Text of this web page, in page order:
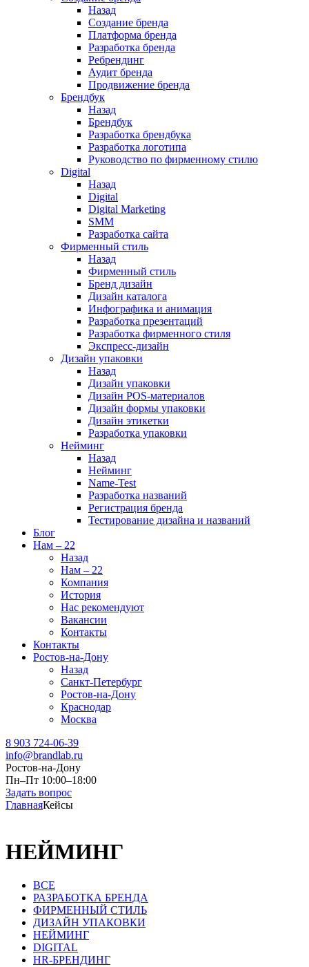
Назад
Создание бренда
Платформа бренда
Разработка бренда
Ребрендинг
Аудит бренда
Продвижение бренда
Брендбук
Назад
Брендбук
Разработка брендбука
Разработка логотипа
Руководство по фирменному стилю
Digital
Назад
Digital
Digital Marketing
SMM
Разработка сайта
Фирменный стиль
Назад
Фирменный стиль
Бренд дизайн
Дизайн каталога
Инфографика и анимация
Разработка презентаций
Разработка фирменного стиля
Экспресс-дизайн
Дизайн упаковки
Назад
Дизайн упаковки
Дизайн POS-материалов
Дизайн формы упаковки
Дизайн этикетки
Разработка упаковки
Нейминг
Назад
Нейминг
Name-Test
Разработка названий
Регистрация бренда
Тестирование дизайна и названий
Блог
Нам – 22
Назад
Нам – 22
Компания
История
Нас рекомендуют
Вакансии
Контакты
Контакты
Ростов-на-Дону
Назад
Санкт-Петербург
Ростов-на-Дону
Краснодар
Москва
8 903 724-06-39
info@brandlab.ru
Ростов-на-Дону
Пн–Пт 10:00–18:00
Задать вопрос
ГлавнаяКейсы
НЕЙМИНГ
ВСЕ
РАЗРАБОТКА БРЕНДА
ФИРМЕННЫЙ СТИЛЬ
ДИЗАЙН УПАКОВКИ
НЕЙМИНГ
DIGITAL
HR-БРЕНДИНГ